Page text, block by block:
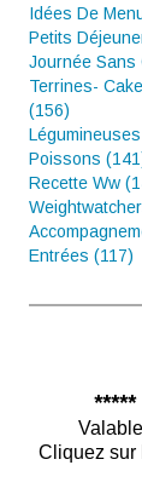
Idées De
Petits
Journée Sans
Terrines-
(156)
Poissons
Recette Ww
Entrées (117)
Cliquez sur